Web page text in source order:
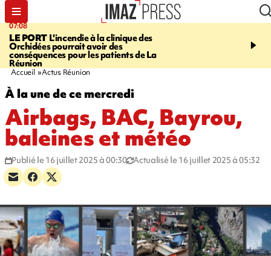
07:08
LE PORT L'incendie à la clinique des
Orchidées pourrait avoir des
conséquences pour les patients de La
Réunion
09:56
Accueil Actus Réunion
À la une de ce mercredi
Airbags, BAC, Bayrou,
baleines et météo
Publié le 16 juillet 2025 à 00:30 Actualisé le 16 juillet 2025 à 05:32